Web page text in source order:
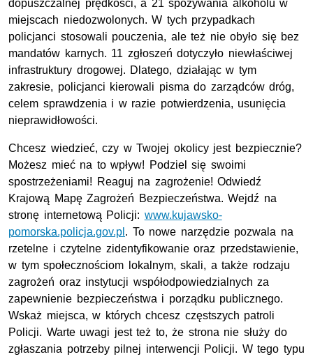
dopuszczalnej prędkości, a 21 spożywania alkoholu w
miejscach niedozwolonych. W tych przypadkach
policjanci stosowali pouczenia, ale też nie obyło się bez
mandatów karnych. 11 zgłoszeń dotyczyło niewłaściwej
infrastruktury drogowej. Dlatego, działając w tym
zakresie, policjanci kierowali pisma do zarządców dróg,
celem sprawdzenia i w razie potwierdzenia, usunięcia
nieprawidłowości.
Chcesz wiedzieć, czy w Twojej okolicy jest bezpiecznie?
Możesz mieć na to wpływ! Podziel się swoimi
spostrzeżeniami! Reaguj na zagrożenie! Odwiedź
Krajową Mapę Zagrożeń Bezpieczeństwa. Wejdź na
stronę internetową Policji: www.kujawsko-
pomorska.policja.gov.pl . To nowe narzędzie pozwala na
rzetelne i czytelne zidentyfikowanie oraz przedstawienie,
w tym społecznościom lokalnym, skali, a także rodzaju
zagrożeń oraz instytucji współodpowiedzialnych za
zapewnienie bezpieczeństwa i porządku publicznego.
Wskaż miejsca, w których chcesz częstszych patroli
Policji. Warte uwagi jest też to, że strona nie służy do
zgłaszania potrzeby pilnej interwencji Policji. W tego typu